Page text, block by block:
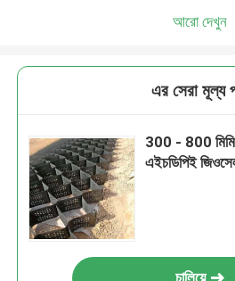
আরো দেখুন
এর সেরা মূল্য
300 - 800 মিমি
এইচডিপিই